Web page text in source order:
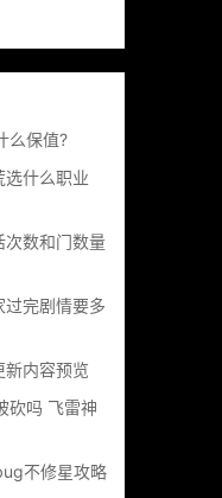
么保值?
什么职业
次数和门数量
完剧情要多
内容预览
砍吗 飞雷神
不修星攻略